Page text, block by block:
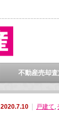
不動産売却査
2020.7.10 戸建て,